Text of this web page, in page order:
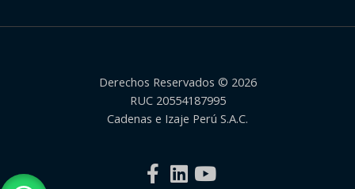
Derechos Reservados © 2026
RUC 20554187995
Cadenas e Izaje Perú S.A.C.